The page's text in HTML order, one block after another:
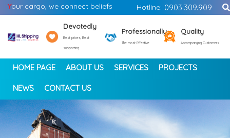
Your cargo, we connect beliefs Hotline: 0903.309.909
Devotedly
Best prices, Best
supporting
Professionally
The most Effective
Quality
Accompanying Customers
HOME PAGE ABOUT US SERVICES PROJECTS
NEWS CONTACT US